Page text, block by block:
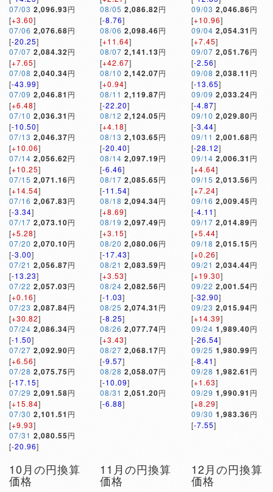
07/03 2,096.93円
[+3.60]
07/06 2,076.68円
[-20.25]
07/07 2,084.32円
[+7.65]
07/08 2,040.34円
[-43.99]
07/09 2,046.81 円
[+6.48]
07/10 2,036.31 円
[-10.50]
07/13 2,046.37円
[+10.06]
07/14 2,056.62円
[+10.25]
07/15 2,071.16円
[+14.54]
07/16 2,067.83円
[-3.34]
07/17 2,073.10円
[+5.28]
07/20 2,070.10円
[-3.00]
07/21 2,056.87円
[-13.23]
07/22 2,057.03円
[+0.16]
07/23 2,087.84円
[+30.82]
07/24 2,086.34円
[-1.50]
07/27 2,092.90円
[+6.56]
07/28 2,075.75円
[-17.15]
07/29 2,091.58円
[+15.84]
07/30 2,101.51 円
[+9.93]
07/31 2,080.55円
[-20.96]
08/05 2,086.82円
[-8.76]
08/06 2,098.46円
[+11.64]
08/07 2,141.13円
[+42.67]
08/10 2,142.07円
[+0.94]
08/11 2,119.87円
[-22.20]
08/12 2,124.05円
[+4.18]
08/13 2,103.65円
[-20.40]
08/14 2,097.19円
[-6.46]
08/17 2,085.65円
[-11.54]
08/18 2,094.34円
[+8.69]
08/19 2,097.49円
[+3.15]
08/20 2,080.06円
[-17.43]
08/21 2,083.59円
[+3.53]
08/24 2,082.56円
[-1.03]
08/25 2,074.31 円
[-8.25]
08/26 2,077.74円
[+3.43]
08/27 2,068.17円
[-9.57]
08/28 2,058.07円
[-10.09]
08/31 2,051.20円
[-6.88]
09/03 2,046.86円
[+10.96]
09/04 2,054.31 円
[+7.45]
09/07 2,051.76円
[-2.56]
09/08 2,038.11 円
[-13.65]
09/09 2,033.24円
[-4.87]
09/10 2,029.80円
[-3.44]
09/11 2,001.68円
[-28.12]
09/14 2,006.31 円
[+4.64]
09/15 2,013.56円
[+7.24]
09/16 2,009.45円
[-4.11]
09/17 2,014.89円
[+5.44]
09/18 2,015.15円
[+0.26]
09/21 2,034.44円
[+19.30]
09/22 2,001.54円
[-32.90]
09/23 2,015.94円
[+14.39]
09/24 1,989.40円
[-26.54]
09/25 1,980.99円
[-8.41]
09/28 1,982.61 円
[+1.63]
09/29 1,990.91 円
[+8.29]
09/30 1,983.36円
[-7.55]
10月の円換算
価格
11月の円換算
価格
12月の円換算
価格